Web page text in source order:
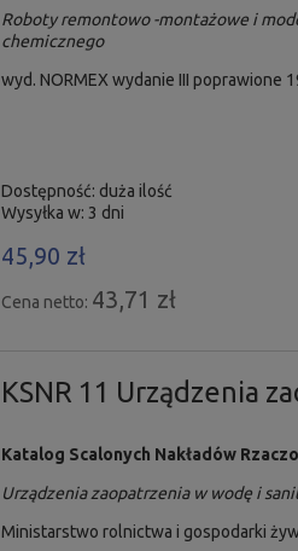
Roboty remontowo -montażowe i
chemicznego
wyd. NORMEX wydanie III poprawione
Dostępność: duża ilość
Wysyłka w: 3 dni
45,90 zł
Cena netto: 43,71 zł
KSNR 11 Urządzenia
Katalog Scalonych Nakładów
Urządzenia zaopatrzenia w wodę i
Ministarstwo rolnictwa i gospodarki